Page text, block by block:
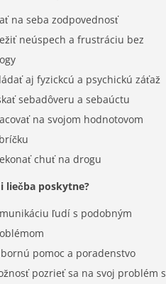
na seba zodpovednosť
neúspech a frustráciu bez
aj fyzickcú a psychickú záťaž
sebadôveru a sebaúctu
na svojom hodnotovom
chuť na drogu
liečba poskytne?
ľudí s podobným
pomoc a poradenstvo
pozrieť sa na svoj problém s